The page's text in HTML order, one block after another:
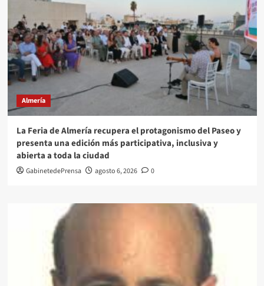
Almería
La Feria de Almería recupera el protagonismo del Paseo y
presenta una edición más participativa, inclusiva y
abierta a toda la ciudad
GabinetedePrensa agosto 6, 2026 0